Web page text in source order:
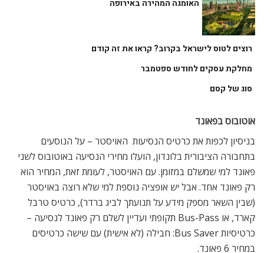
האומגה המהירה באירופה
רוצים לטוס לישראל בקרוב? קראו את זה קודם
מחלקת עסקים לחודש ספטמבר
סוג של קסם
אוטובוס בפאונד
בניסיון לכפות את כרטיס הנסיעות  האויסטר – על הנוסעים
בתחבורה הציבורית בלונדון, הועלו מחירי הנסיעה באוטובוס לשני
פאונד למי שמשלם במזומן. עם האויסטר, לעומת זאת, המחיר הוא
רק פאונד אחד. אבל יש אופציה נוספת למי שלא רוצה באויסטר
(שבין השאר מספק מידע על תנועתך לביג ברדר), כרטיס טרבל
קארד, או Bus-Pass תקופתי ועדיין לשלם רק פאונד לנסיעה –
כרטיסיות Bus Saver: חבילה (לא אישית) עם שישה כרטיסים
במחיר 6 פאונד.